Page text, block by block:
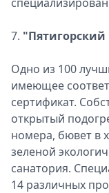
7. "Пятигорский
Одно из 100
имеющее
сертификат.
открытый
номера, бювет в
зеленой
санатория.
14 различных